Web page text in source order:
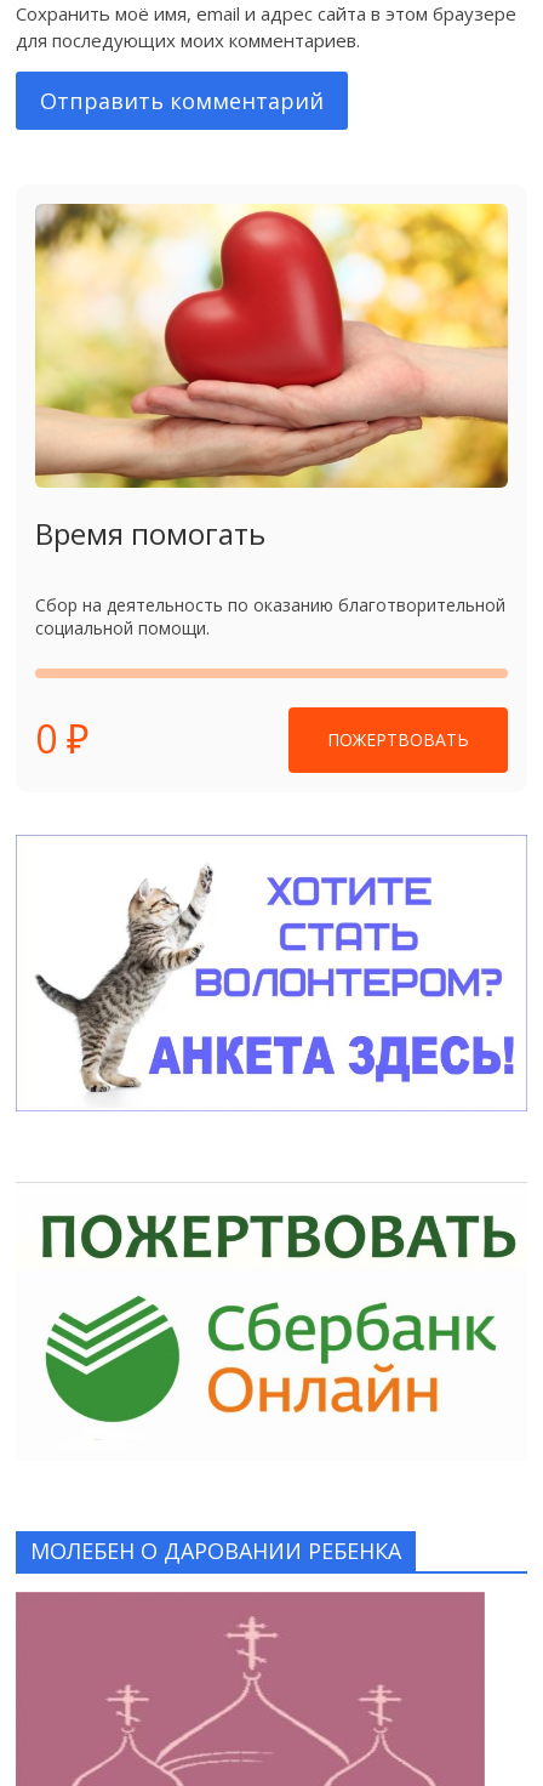
Сохранить моё имя, email и адрес сайта в этом браузере
для последующих моих комментариев.
Время помогать
Сбор на деятельность по оказанию благотворительной
социальной помощи.
0 ₽ ПОЖЕРТВОВАТЬ
МОЛЕБЕН О ДАРОВАНИИ РЕБЕНКА